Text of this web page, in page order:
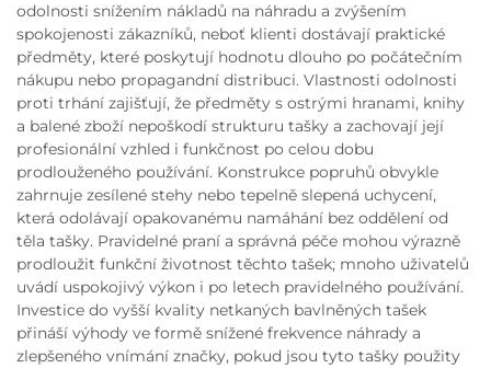
odolnosti snížením nákladů na náhradu a zvýšením
spokojenosti zákazníků, neboť klienti dostávají praktické
předměty, které poskytují hodnotu dlouho po počátečním
nákupu nebo propagandní distribuci. Vlastnosti odolnosti
proti trhání zajišťují, že předměty s ostrými hranami, knihy
a balené zboží nepoškodí strukturu tašky a zachovají její
profesionální vzhled i funkčnost po celou dobu
prodlouženého používání. Konstrukce popruhů obvykle
zahrnuje zesílené stehy nebo tepelně slepená uchycení,
která odolávají opakovanému namáhání bez oddělení od
těla tašky. Pravidelné praní a správná péče mohou výrazně
prodloužit funkční životnost těchto tašek; mnoho uživatelů
uvádí uspokojivý výkon i po letech pravidelného používání.
Investice do vyšší kvality netkaných bavlněných tašek
přináší výhody ve formě snížené frekvence náhrady a
zlepšeného vnímání značky, pokud jsou tyto tašky použity